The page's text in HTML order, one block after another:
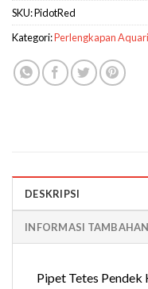
SKU:PidotRed
Kategori:Perlengkapan
DESKRIPSI
INFORMASI TAMBAHAN
Pipet Tetes Pendek